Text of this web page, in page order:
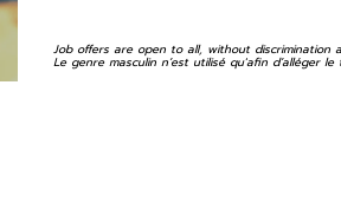
Job offers are open to all, without discrimination
Le genre masculin n’est utilisé qu'afin d’alléger le